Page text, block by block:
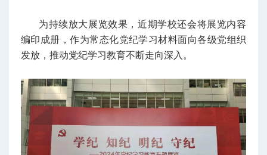
为持续放大展览效果，近期学校还会将展览内容
编印成册，作为常态化党纪学习材料面向各级党组织
发放，推动党纪学习教育不断走向深入。